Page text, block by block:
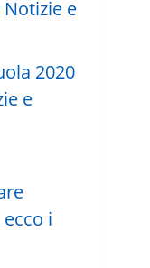
2020
e